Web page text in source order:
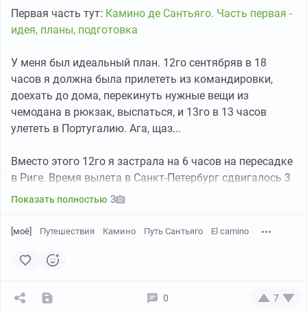
Первая часть тут: Камино де Сантьяго. Часть первая -
идея, планы, подготовка
У меня был идеальный план. 12го сентябряв в 18
часов я должна была прилететь из командировки,
доехать до дома, перекинуть нужные вещи из
чемодана в рюкзак, выспаться, и 13го в 13 часов
улететь в Португалию. Ага, щаз...
Вместо этого 12го я застрала на 6 часов на пересадке
в Риге. Время вылета в Санкт-Петербург сдвигалось 3
раза, я уже была морально готова бежать брать
Правда так и не придумала, куда девать чемодан с
мирозданию, в половину первого ночи мы все-таки
только косметичку, подремала 4 часа и рванула
Показать полностью 3
[моё] Путешествия Камино Путь Сантьяго El camino
0 7